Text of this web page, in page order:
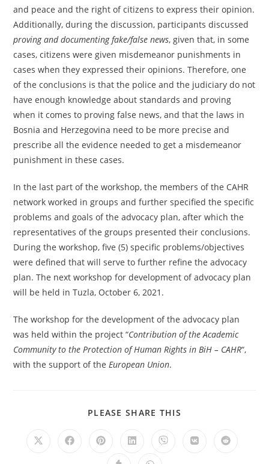
and peace and the right of citizens to express their opinion.
Additionally, during the discussion, participants discussed
proving and documenting fake/false news, given that, in some
cases, citizens were given misdemeanor punishments in
cases when they expressed their opinions. Therefore, one
of the conclusions is that the police and the judiciary do not
have enough knowledge about standards and proving
when it comes to proving false news, and that the laws in
Bosnia and Herzegovina need to be more precise and
prescribe all the evidence needed to get a misdemeanor
punishment in these cases.
In the last part of the workshop, the members of the CAHR
network worked in groups and further specified the specific
problems and goals of the advocacy plan, after which the
representatives of the groups presented their conclusions.
During the workshop, five (5) specific problems/objectives
were defined that will serve to further refine the advocacy
plan. The next workshop for development of advocacy plan
will be held in Tuzla, October 6, 2021.
The workshop for the development of the advocacy plan
was held within the project “Contribution of the Academic
Community to the Protection of Human Rights in BiH – CAHR“,
with the support of theEuropean Union.
PLEASE SHARE THIS